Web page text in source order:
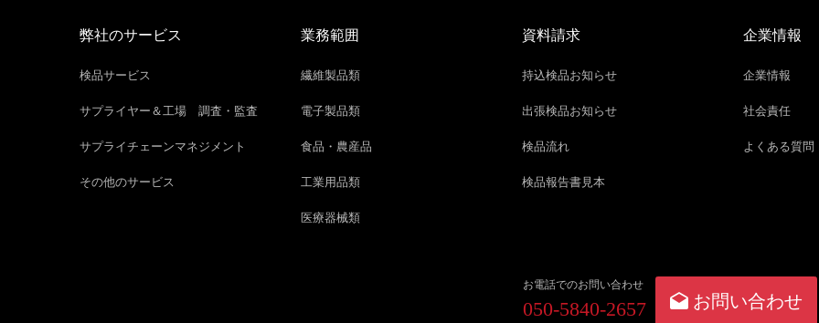
弊社のサービス
検品サービス
サプライヤー＆工場 調査・監査
サプライチェーンマネジメント
その他のサービス
業務範囲
繊維製品類
電子製品類
食品・農産品
工業用品類
医療器械類
資料請求
持込検品お知らせ
出張検品お知らせ
検品流れ
検品報告書見本
企業情報
企業情報
社会責任
よくある質問
お電話でのお問い合わせ
050-5840-2657 お問い合わせ